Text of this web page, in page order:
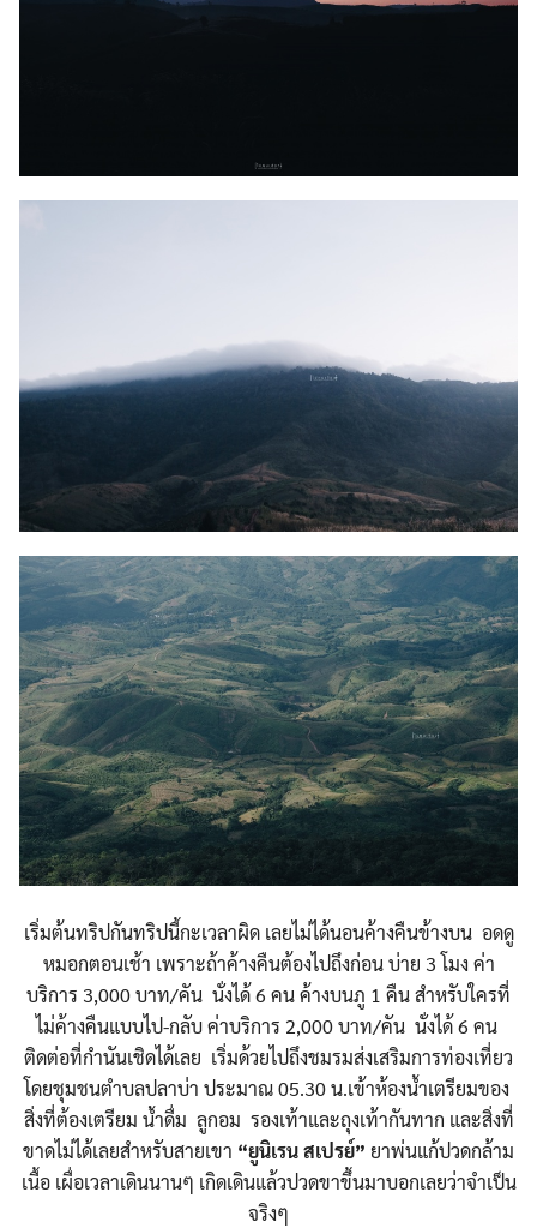
เริ่มต้นทริปกันทริปนี้กะเวลาผิด เลยไม่ได้นอนค้างคืนข้างบน อดดู
หมอกตอนเช้า เพราะถ้าค้างคืนต้องไปถึงก่อน บ่าย 3 โมง ค่า
บริการ 3,000 บาท/คัน นั่งได้ 6 คน ค้างบนภู 1 คืน สำหรับใครที่
ไม่ค้างคืนแบบไป-กลับ ค่าบริการ 2,000 บาท/คัน นั่งได้ 6 คน
ติดต่อที่กำนันเชิดได้เลย เริ่มด้วยไปถึงชมรมส่งเสริมการท่องเที่ยว
โดยชุมชนตำบลปลาบ่า ประมาณ 05.30 น.เข้าห้องน้ำเตรียมของ
สิ่งที่ต้องเตรียม น้ำดื่ม ลูกอม รองเท้าและถุงเท้ากันทาก และสิ่งที่
ขาดไม่ได้เลยสำหรับสายเขา “ยูนิเรนสเปรย์” ยาพ่นแก้ปวดกล้าม
เนื้อ เผื่อเวลาเดินนานๆ เกิดเดินแล้วปวดขาขึ้นมาบอกเลยว่าจำเป็น
จริงๆ